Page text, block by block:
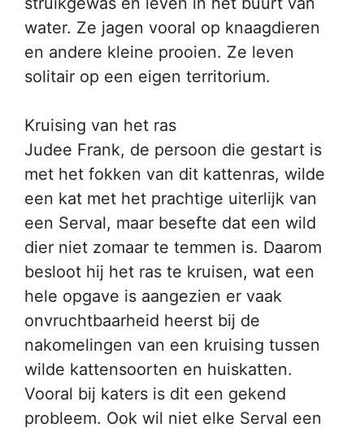
water. Ze jagen vooral op knaagdieren
en andere kleine prooien. Ze leven
solitair op een eigen territorium.
Kruising van het ras
Judee Frank, de persoon die gestart is
met het fokken van dit kattenras, wilde
een kat met het prachtige uiterlijk van
een Serval, maar besefte dat een wild
dier niet zomaar te temmen is. Daarom
besloot hij het ras te kruisen, wat een
hele opgave is aangezien er vaak
onvruchtbaarheid heerst bij de
nakomelingen van een kruising tussen
wilde kattensoorten en huiskatten.
Vooral bij katers is dit een gekend
probleem. Ook wil niet elke Serval een